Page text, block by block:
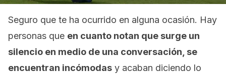
Seguro que te ha ocurrido en alguna ocasión. Hay
personas que en cuanto notan que surge un
silencio en medio de una conversación, se
encuentran incómodas y acaban diciendo lo